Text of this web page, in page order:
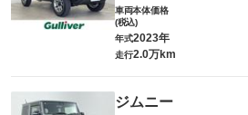
車両本体価格
(税込)
年式2023年
走行2.0万km
ジムニー